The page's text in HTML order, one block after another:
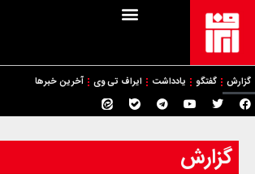
گزارش گفتگو یادداشت ایراف تی وی آخرین خبرها
گزارش